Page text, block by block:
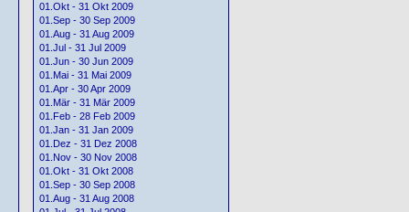
01.Okt - 31 Okt 2009
01.Sep - 30 Sep 2009
01.Aug - 31 Aug 2009
01.Jul - 31 Jul 2009
01.Jun - 30 Jun 2009
01.Mai - 31 Mai 2009
01.Apr - 30 Apr 2009
01.Mär - 31 Mär 2009
01.Feb - 28 Feb 2009
01.Jan - 31 Jan 2009
01.Dez - 31 Dez 2008
01.Nov - 30 Nov 2008
01.Okt - 31 Okt 2008
01.Sep - 30 Sep 2008
01.Aug - 31 Aug 2008